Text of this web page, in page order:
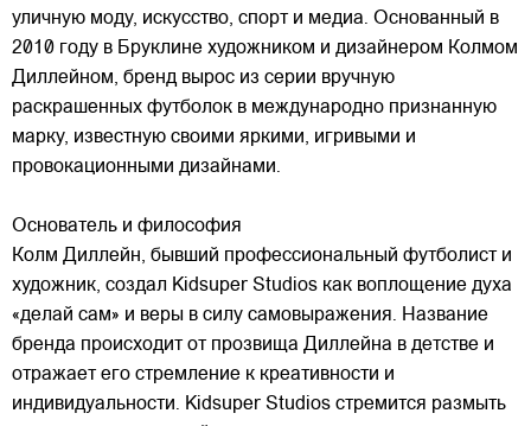
уличную моду, искусство, спорт и медиа. Основанный в
2010 году в Бруклине художником и дизайнером Колмом
Диллейном, бренд вырос из серии вручную
раскрашенных футболок в международно признанную
марку, известную своими яркими, игривыми и
провокационными дизайнами.
Основатель и философия
Колм Диллейн, бывший профессиональный футболист и
художник, создал Kidsuper Studios как воплощение духа
«делай сам» и веры в силу самовыражения. Название
бренда происходит от прозвища Диллейна в детстве и
отражает его стремление к креативности и
индивидуальности. Kidsuper Studios стремится размыть